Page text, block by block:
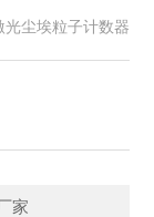
尘埃粒子计数器
家